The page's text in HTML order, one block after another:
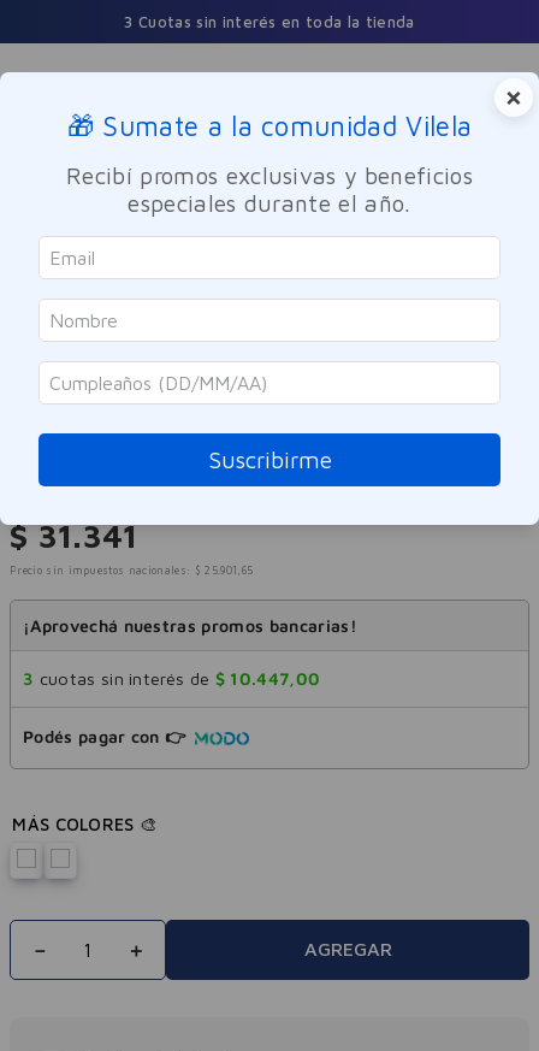
3 Cuotas sin interés en toda la tienda
Buscar
Maquillaje Rostro
Rimmel
Corrector Rimmel Lasting
Radiance 030 Classic Beige
Referencia:-313400
$ 31.341
Precio sin impuestos nacionales: $ 25.901 , 65
¡Aprovechá nuestras promos bancarias!
3 cuotas sin interés de $ 10.447,00
Podés pagar con 👉
＋
－ AGREGAR
×
🎁 Sumate a la comunidad Vilela
Recibí promos exclusivas y beneficios
especiales durante el año.
Suscribirme